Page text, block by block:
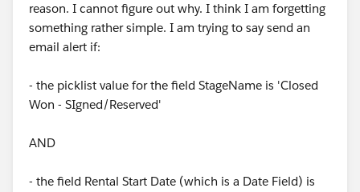
reason. I cannot figure out why. I think I am forgetting
something rather simple. I am trying to say send an
email alert if:
- the picklist value for the field StageName is 'Closed
Won - SIgned/Reserved'
AND
- the field Rental Start Date (which is a Date Field) is